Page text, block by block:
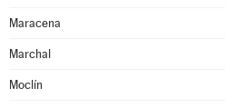
Maracena
Marchal
Moclín